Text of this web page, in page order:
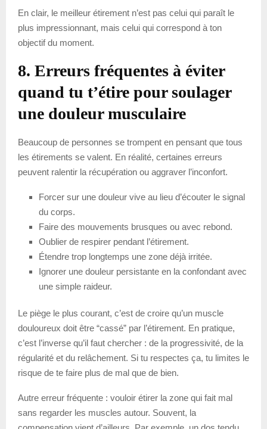
En clair, le meilleur étirement n’est pas celui qui paraît le
plus impressionnant, mais celui qui correspond à ton
objectif du moment.
8. Erreurs fréquentes à éviter
quand tu t’étire pour soulager
une douleur musculaire
Beaucoup de personnes se trompent en pensant que tous
les étirements se valent. En réalité, certaines erreurs
peuvent ralentir la récupération ou aggraver l’inconfort.
Forcer sur une douleur vive au lieu d’écouter le signal
du corps.
Faire des mouvements brusques ou avec rebond.
Oublier de respirer pendant l’étirement.
Étendre trop longtemps une zone déjà irritée.
Ignorer une douleur persistante en la confondant avec
une simple raideur.
Le piège le plus courant, c’est de croire qu’un muscle
douloureux doit être “cassé” par l’étirement. En pratique,
c’est l’inverse qu’il faut chercher : de la progressivité, de la
régularité et du relâchement. Si tu respectes ça, tu limites le
risque de te faire plus de mal que de bien.
Autre erreur fréquente : vouloir étirer la zone qui fait mal
sans regarder les muscles autour. Souvent, la